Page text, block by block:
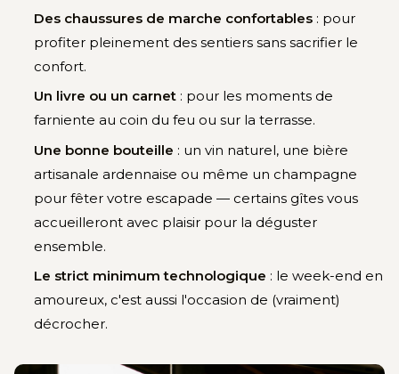
Des chaussures de marche confortables : pour
profiter pleinement des sentiers sans sacrifier le
confort.
Un livre ou un carnet : pour les moments de
farniente au coin du feu ou sur la terrasse.
Une bonne bouteille : un vin naturel, une bière
artisanale ardennaise ou même un champagne
pour fêter votre escapade — certains gîtes vous
accueilleront avec plaisir pour la déguster
ensemble.
Le strict minimum technologique : le week-end en
amoureux, c'est aussi l'occasion de (vraiment)
décrocher.